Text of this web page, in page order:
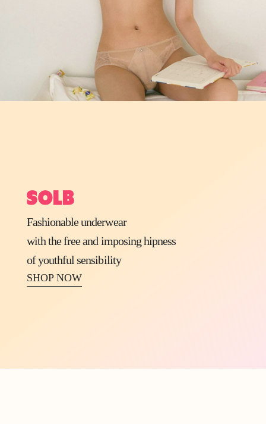
Fashionable underwear
with the free and imposing hipness
of youthful sensibility
SHOP NOW